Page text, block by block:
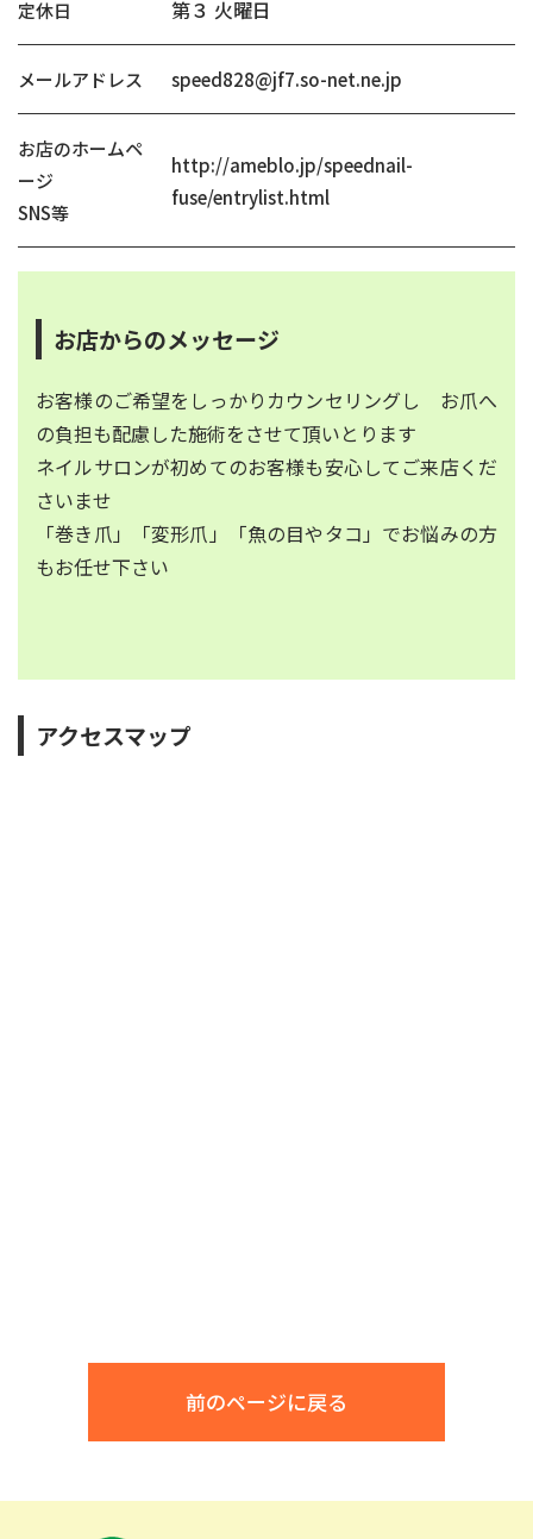
定休日 第３ 火曜日
メールアドレス speed828@jf7.so-net.ne.jp
お店のホームペ
ージ
SNS等
http://ameblo.jp/speednail-
fuse/entrylist.html
お店からのメッセージ
お客様のご希望をしっかりカウンセリングし お爪へ
の負担も配慮した施術をさせて頂いとります
ネイルサロンが初めてのお客様も安心してご来店くだ
さいませ
「巻き爪」「変形爪」「魚の目やタコ」でお悩みの方
もお任せ下さい
アクセスマップ
前のページに戻る